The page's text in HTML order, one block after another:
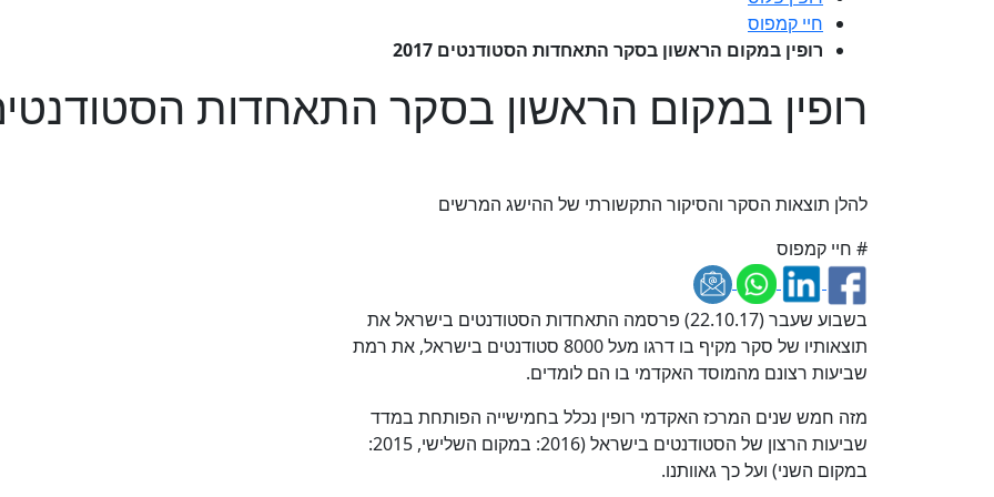
חיי קמפוס
רופין במקום הראשון בסקר התאחדות הסטודנטים 2017
רופין במקום הראשון בסקר התאחדות הסטודנטים
להלן תוצאות הסקר והסיקור התקשורתי של ההישג המרשים
# חיי קמפוס
בשבוע שעבר (22.10.17) פרסמה התאחדות הסטודנטים בישראל את
תוצאותיו של סקר מקיף בו דרגו מעל 8000 סטודנטים בישראל, את רמת
שביעות רצונם מהמוסד האקדמי בו הם לומדים.
מזה חמש שנים המרכז האקדמי רופין נכלל בחמישייה הפותחת במדד
שביעות הרצון של הסטודנטים בישראל (2016: במקום השלישי, 2015:
במקום השני) ועל כך גאוותנו.